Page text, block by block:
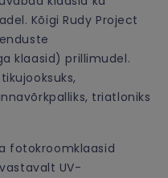
Kõigi Rudy Project
klaasid) prillimudel.
triatloniks
fotokroomklaasid
UV-